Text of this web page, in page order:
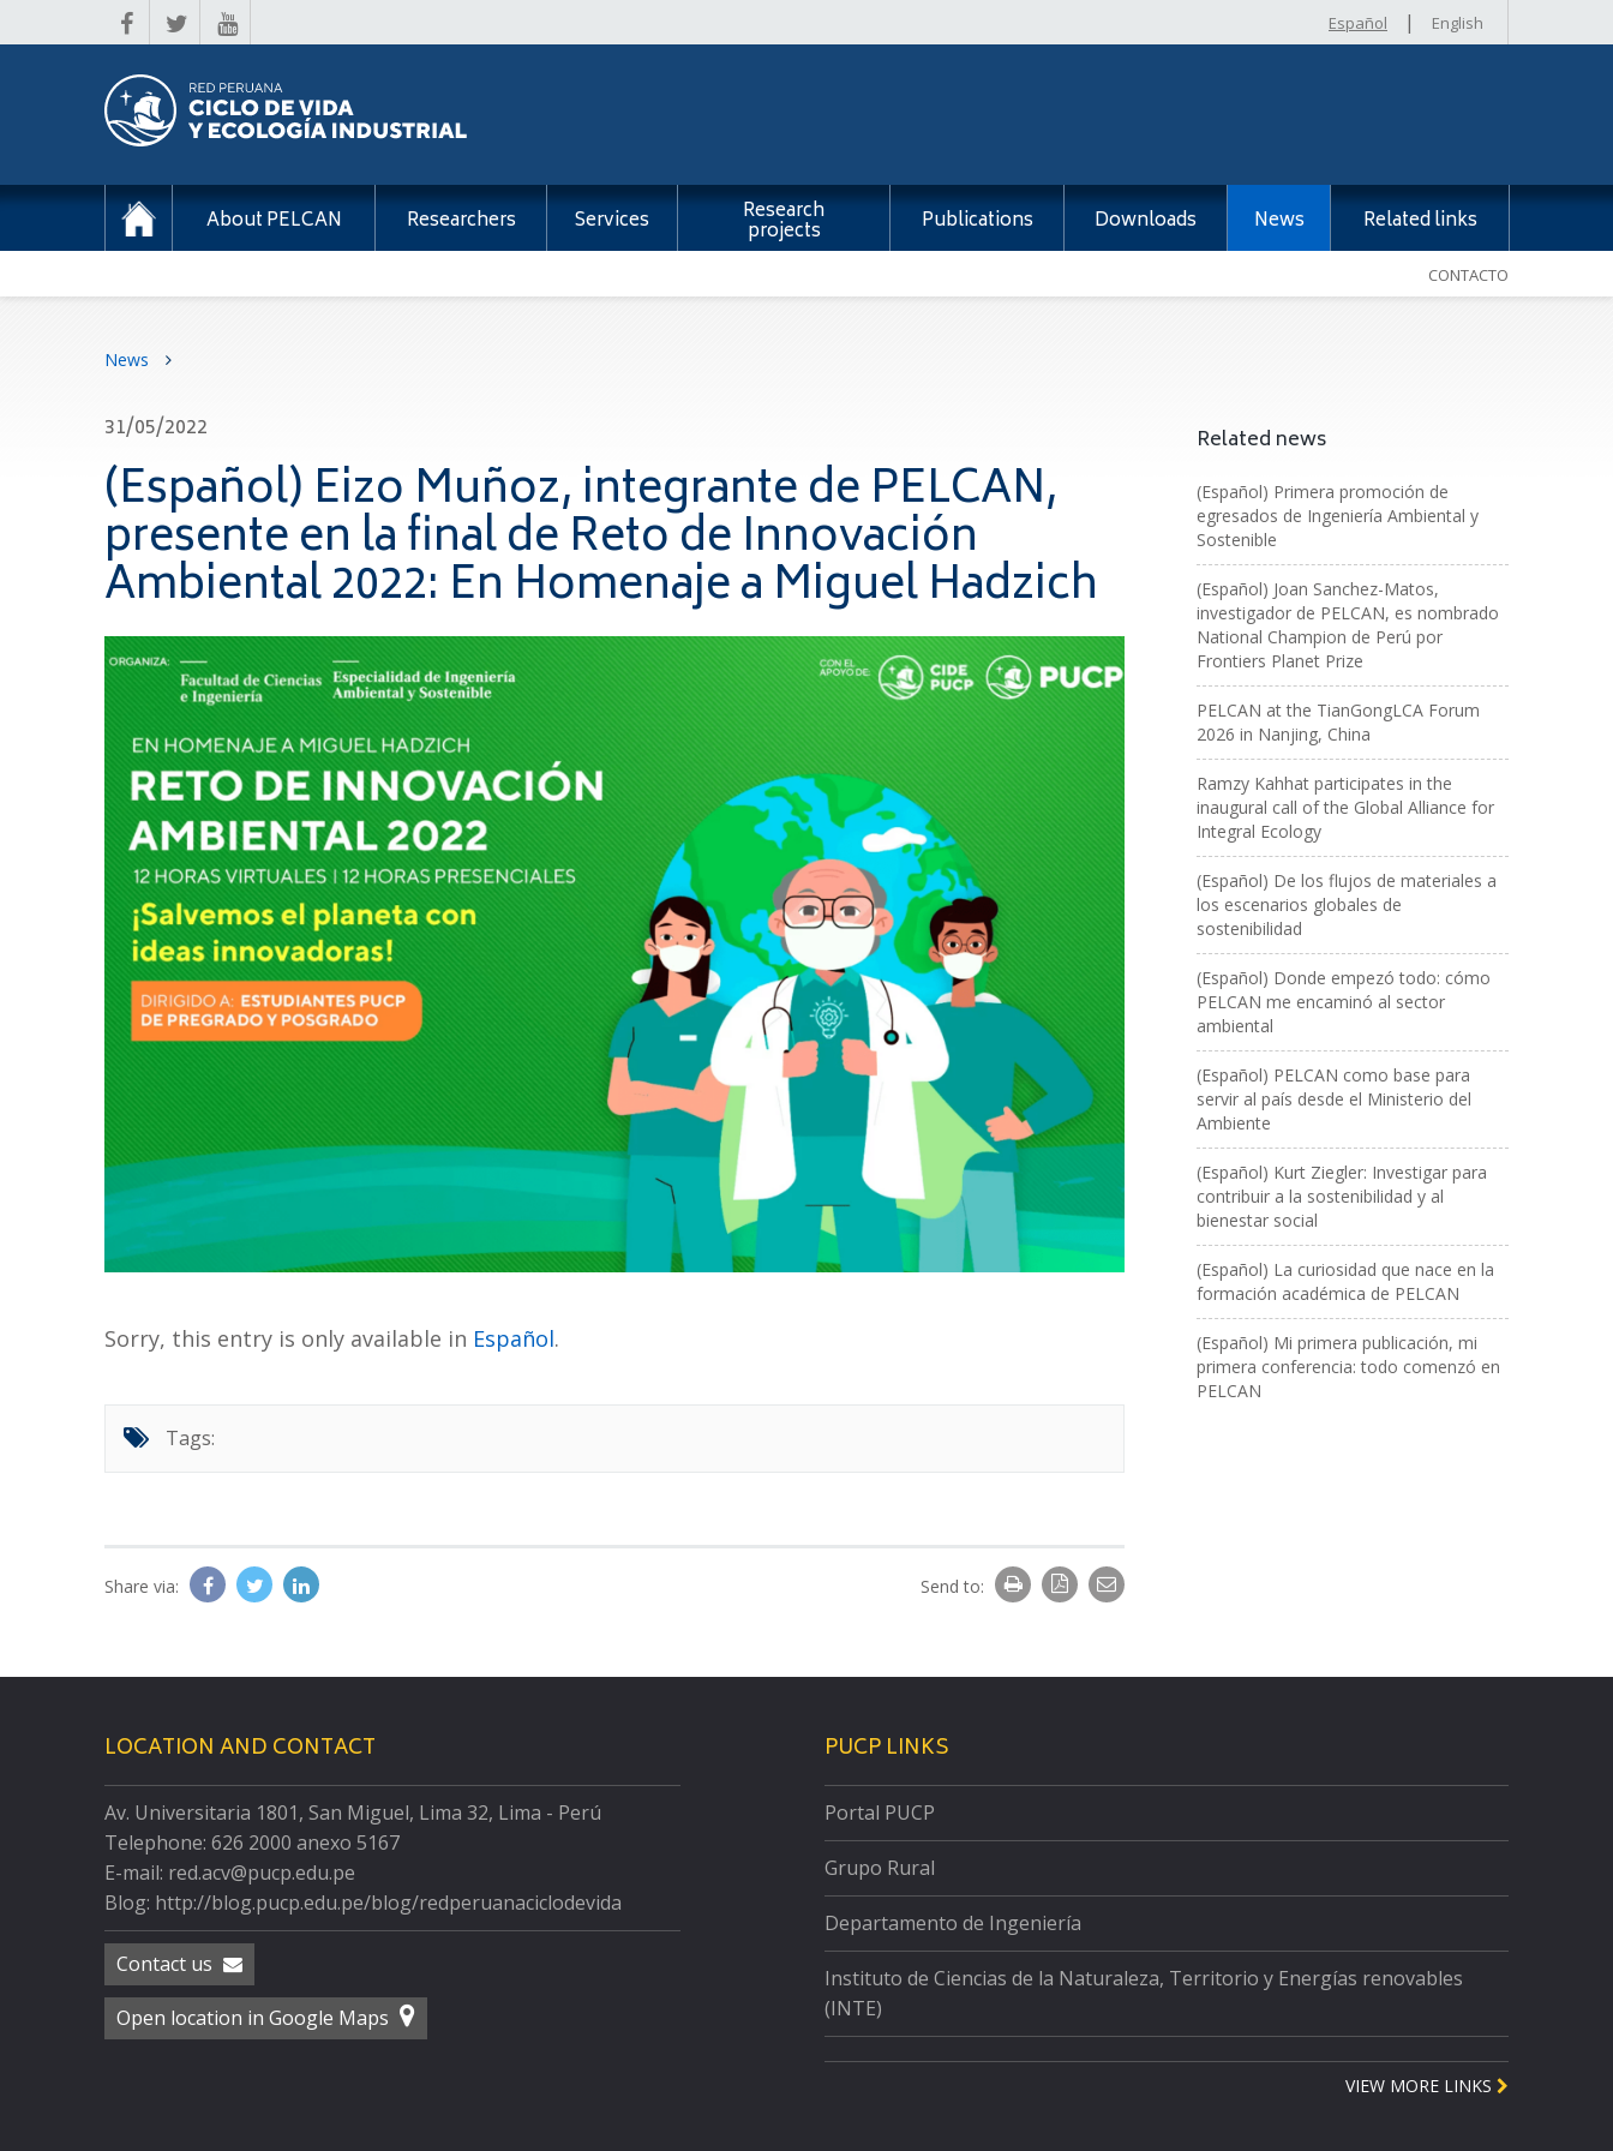
Español | English
About PELCAN Researchers Services Research
projects Publications Downloads News Related links
CONTACTO
News
31/05/2022
(Español) Eizo Muñoz, integrante de PELCAN,
presente en la final de Reto de Innovación
Ambiental 2022: En Homenaje a Miguel Hadzich
Sorry, this entry is only available in Español.
Tags:
Share via: Send to:
Related news
(Español) Primera promoción de
egresados de Ingeniería Ambiental y
Sostenible
(Español) Joan Sanchez-Matos,
investigador de PELCAN, es nombrado
National Champion de Perú por
Frontiers Planet Prize
PELCAN at the TianGongLCA Forum
2026 in Nanjing, China
Ramzy Kahhat participates in the
inaugural call of the Global Alliance for
Integral Ecology
(Español) De los flujos de materiales a
los escenarios globales de
sostenibilidad
(Español) Donde empezó todo: cómo
PELCAN me encaminó al sector
ambiental
(Español) PELCAN como base para
servir al país desde el Ministerio del
Ambiente
(Español) Kurt Ziegler: Investigar para
contribuir a la sostenibilidad y al
bienestar social
(Español) La curiosidad que nace en la
formación académica de PELCAN
(Español) Mi primera publicación, mi
primera conferencia: todo comenzó en
PELCAN
LOCATION AND CONTACT
Av. Universitaria 1801, San Miguel, Lima 32, Lima - Perú
Telephone: 626 2000 anexo 5167
E-mail: red.acv@pucp.edu.pe
Blog: http://blog.pucp.edu.pe/blog/redperuanaciclodevida
Contact us
Open location in Google Maps
PUCP LINKS
Portal PUCP
Grupo Rural
Departamento de Ingeniería
Instituto de Ciencias de la Naturaleza, Territorio y Energías renovables
(INTE)
VIEW MORE LINKS